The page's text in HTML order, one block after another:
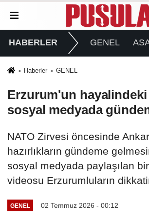
HABERLER GENEL
Haberler GENEL
Erzurum'un
sosyal medyada
NATO Zirvesi öncesinde
hazırlıkların gündeme
sosyal medyada paylaşılan
videosu Erzurumluların
GENEL 02 Temmuz 2026 - 00:12